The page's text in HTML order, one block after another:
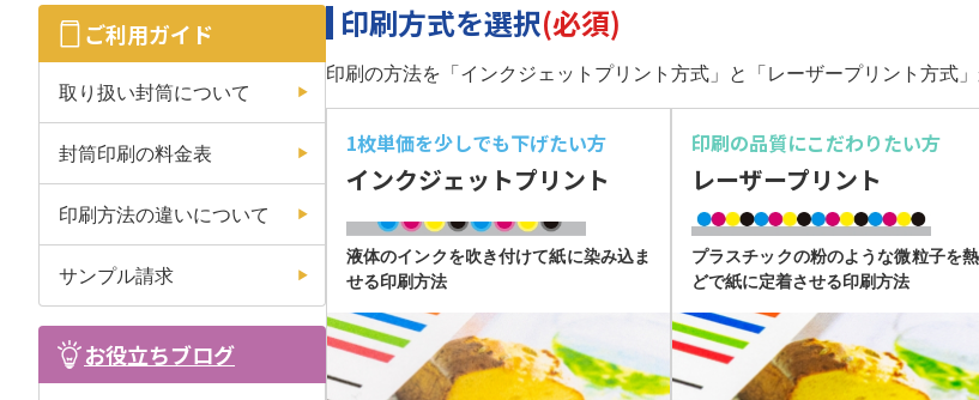
ご利用ガイド
取り扱い封筒について
封筒印刷の料金表
印刷方法の違いについて
サンプル請求
お役立ちブログ
印刷方式を選択(必須)
印刷の方法を「インクジェットプリント方式」と「レーザープリント方式」
1枚単価を少しでも下げたい方
インクジェットプリント
液体のインクを吹き付けて紙に染み込ま
せる印刷方法
印刷の品質にこだわりたい方
レーザープリント
プラスチックの粉のような微粒子を
どで紙に定着させる印刷方法